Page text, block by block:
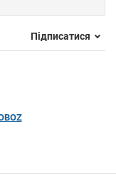
Підписатися